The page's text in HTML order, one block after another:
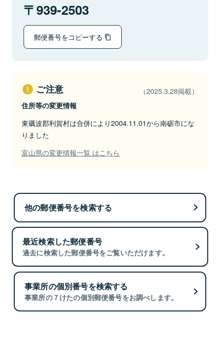
939-2503
郵便番号をコピーする
ご注意 （2025.3.28掲載）
住所等の変更情報
東礪波郡利賀村は合併により2004.11.01から南砺市にな
りました
富山県の変更情報一覧 はこちら
他の郵便番号を検索する
最近検索した郵便番号
過去に検索した郵便番号をご覧いただけます。
事業所の個別番号を検索する
事業所の７けたの個別郵便番号をお調べします。